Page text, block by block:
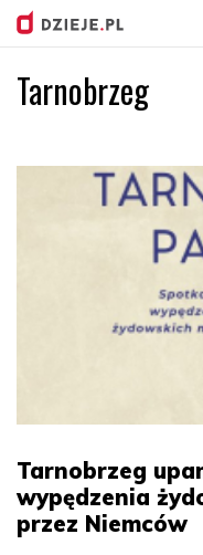
Tarnobrzeg
Tarnobrzeg
wypędzenia
przez Niemców